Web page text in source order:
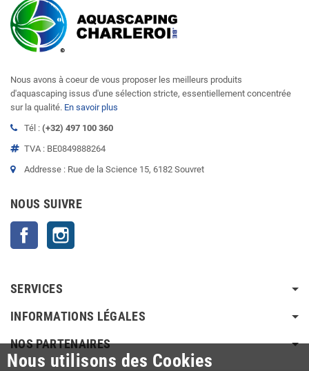
Nous avons à coeur de vous proposer les meilleurs produits
d'aquascaping issus d'une sélection stricte, essentiellement concentrée
sur la qualité. En savoir plus
Tél : (+32) 497 100 360
TVA : BE0849888264
Addresse : Rue de la Science 15, 6182 Souvret
NOUS SUIVRE
Facebook
SERVICES
INFORMATIONS LÉGALES
NOS PARTENAIRES
Nous utilisons des Cookies